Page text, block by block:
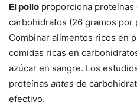
El pollo proporciona proteínas
carbohidratos (26 gramos por
Combinar alimentos ricos en
comidas ricas en
azúcar en sangre. Los
proteínas antes de
efectivo.